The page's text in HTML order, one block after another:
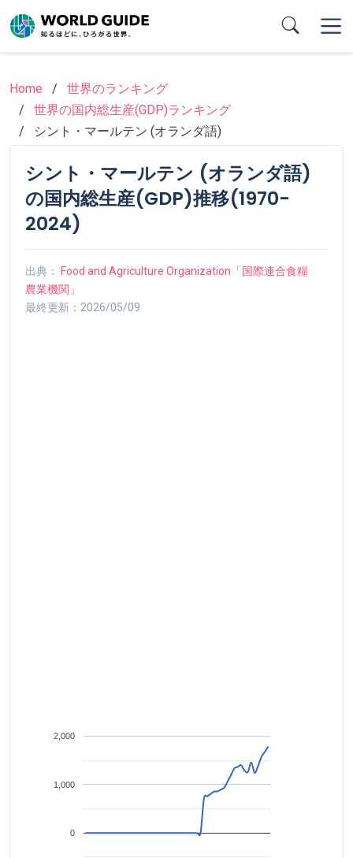
to
main
Home
世界のランキング
世界の国内総生産(GDP)ランキング
シント・マールテン (オランダ語)
シント・マールテン (オランダ語)
の国内総生産(GDP)推移(1970-
2024)
出典：
Food and Agriculture Organization「国際連合食糧
農業機関」
最終更新：2026/05/09
0
1,000
2,000